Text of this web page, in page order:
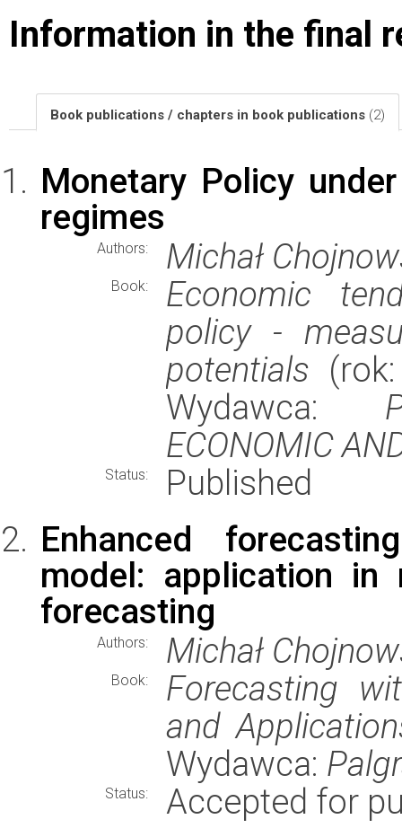
Information in the final
Book publications / chapters in book publications (2)
Monetary Policy
regimes
Authors: Michał
Book:
Economic
policy -
potentials
Wydawca:
ECONOMIC
Status:
Published
Enhanced
model: application in
forecasting
Authors: Michał
Book:
Forecasting
and
Wydawca:
Status: Accepted for